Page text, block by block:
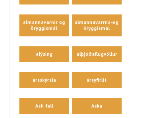
almannavarnir og
öryggismál
almannavarrna-og
öryggismál
alýsing alþjóðaflugvöllur
ársskýrsla ársyfirlit
Ash fall Aska